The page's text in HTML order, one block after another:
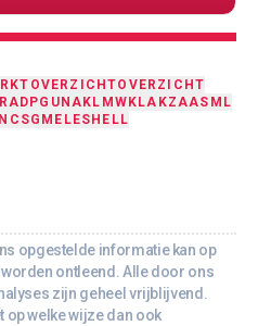
OVERZICHT
AD PG UNA KLM WKLAKZAASML
CSG MELESHELL
opgestelde informatie kan op
ontleend. Alle door ons
zijn geheel vrijblijvend.
op welke wijze dan ook